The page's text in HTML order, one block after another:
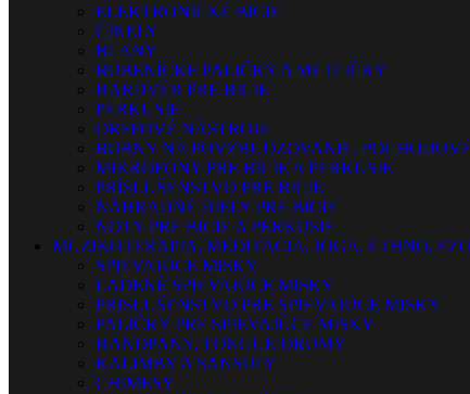
ELEKTRONICKÉ BICIE
ČINELY
BLANY
BUBENÍCKE PALIČKY A METLIČKY
HARDVÉR PRE BICIE
PERKUSIE
ORFFOVÉ NÁSTROJE
BUBNY NA POVZBUDZOVANIE,
MIKROFÓNY PRE BICIE A PERKUSIE
PRÍSLUŠENSTVO PRE BICIE
NÁHRADNÉ DIELY PRE BICIE
NOTY PRE BICIE A PERKUSIE
MUZIKOTERAPIA, MEDITÁCIA, JOGA, ETHNO,
SPIEVAJÚCE MISKY
LADENÉ SPIEVAJÚCE MISKY
PRISLUŠENSTVO PRE SPIEVAJÚCE MISKY
PALIČKY PRE SPIEVAJÚCE MISKY
HANDPANY, TONGUE DRUMY
KALIMBY A SANSULY
CHIMESY